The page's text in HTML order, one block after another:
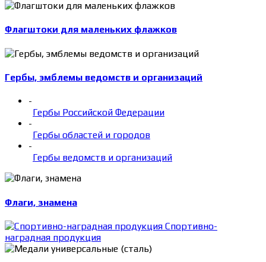
Флагштоки для маленьких флажков
Гербы, эмблемы ведомств и организаций
-
Гербы Российской Федерации
-
Гербы областей и городов
-
Гербы ведомств и организаций
Флаги, знамена
Спортивно-
наградная продукция